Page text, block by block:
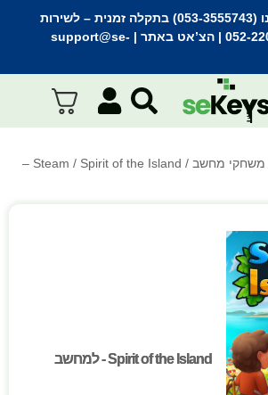
– לשירות
| הצ’אט באתר | support@se-
משחקי מחשב /
Steam
/ Spirit of the Island –
Spirit of the Island - למחשב
Spirit of the Island - למחשב